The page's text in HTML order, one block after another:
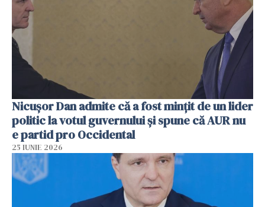
Nicușor Dan admite că a fost mințit de un lider
politic la votul guvernului și spune că AUR nu
e partid pro Occidental
25 IUNIE 2026